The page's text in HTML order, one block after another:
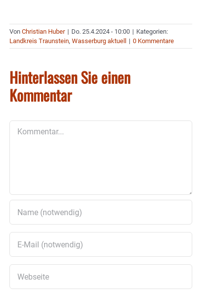
Von Christian Huber | Do. 25.4.2024 - 10:00 | Kategorien:
Landkreis Traunstein, Wasserburg aktuell | 0 Kommentare
Hinterlassen Sie einen
Kommentar